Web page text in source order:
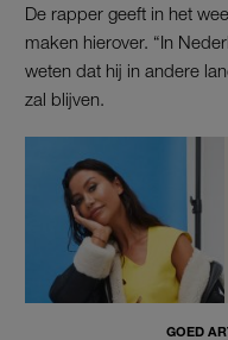
De rapper geeft in het
maken hierover. “In
weten dat hij in andere
zal blijven.
GOED